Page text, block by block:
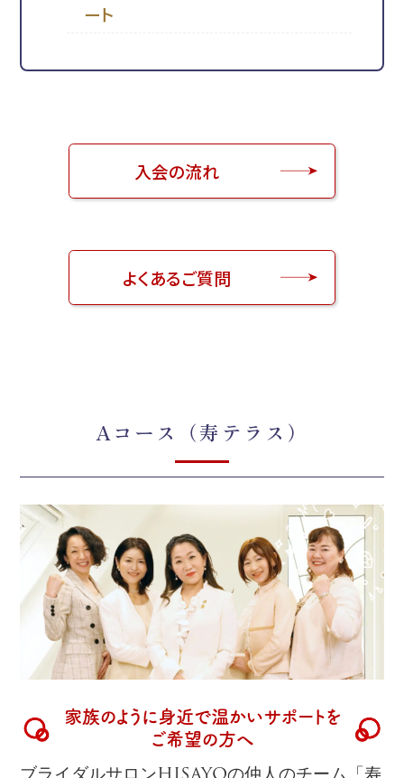
ート
入会の流れ
よくあるご質問
Aコース（寿テラス）
家族のように身近で温かいサポートを
ご希望の方へ